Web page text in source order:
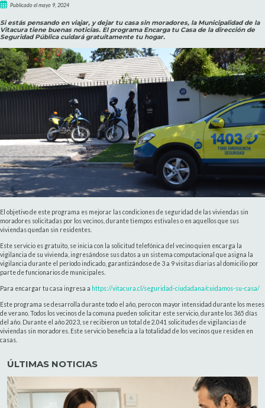
Publicado el mayo 9, 2024
Si estás pensando en viajar, y dejar tu casa sin moradores, la Municipalidad de la
Vitacura tiene buenas noticias. El programa Encarga tu Casa de la dirección de
Seguridad Pública cuidará gratuitamente tu hogar.
El objetivo de este programa es mejorar las condiciones de seguridad de las viviendas sin
moradores solicitadas por los vecinos, durante tiempos estivales o en aquellos que sus
viviendas quedan sin residentes.
Este servicio es gratuito, se inicia con la solicitud telefónica del vecino quien encarga la
vigilancia de su vivienda, ingresándose sus datos a un sistema computacional que asigna la
vigilancia durante el período indicado, garantizándose de 3 a 9 visitas diarias al domicilio por
parte de funcionarios de municipales.
Para encargar tu casa ingresa a https://vitacura.cl/seguridad-ciudadana/cuidamos-su-casa/
Este programa se desarrolla durante todo el año, pero con mayor intensidad durante los meses
de verano. Todos los vecinos de la comuna pueden solicitar este servicio, durante los 365 días
del año. Durante el año 2023, se recibieron un total de 2.041 solicitudes de vigilancias de
viviendas sin moradores. Este servicio beneficia a la totalidad de los vecinos que residen en
casas.
ÚLTIMAS NOTICIAS